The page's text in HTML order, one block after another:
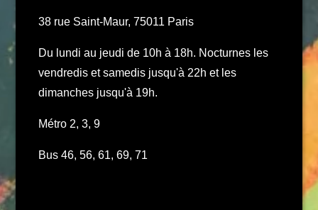
38 rue Saint-Maur, 75011 Paris
Du lundi au jeudi de 10h à 18h. Nocturnes les
vendredis et samedis jusqu'à 22h et les
dimanches jusqu'à 19h.
Métro 2, 3, 9
Bus 46, 56, 61, 69, 71